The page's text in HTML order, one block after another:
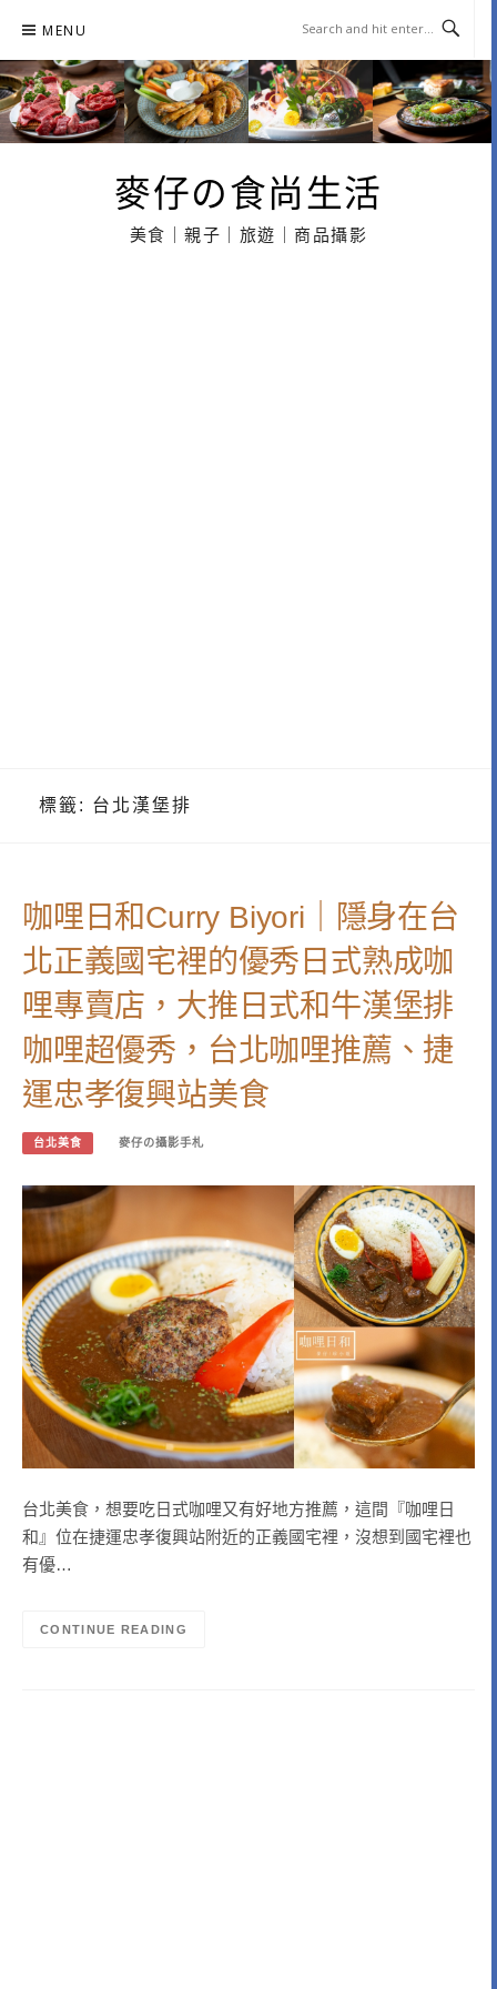
content
MENU
麥仔の食尚生活
美食｜親子｜旅遊｜商品攝影
標籤: 台北漢堡排
咖哩日和Curry Biyori｜隱身在台
北正義國宅裡的優秀日式熟成咖
哩專賣店，大推日式和牛漢堡排
咖哩超優秀，台北咖哩推薦、捷
運忠孝復興站美食
台北美食 麥仔の攝影手札
台北美食，想要吃日式咖哩又有好地方推薦，這間『咖哩日
和』位在捷運忠孝復興站附近的正義國宅裡，沒想到國宅裡也
有優…
CONTINUE READING